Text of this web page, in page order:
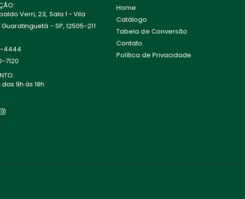
Verri, 23, Sala 1 - Vila
- SP, 12505-211
4444
7120
9h às 18h
Home
Catálogo
Tabela de Conversão
Contato
Política de Privacidade